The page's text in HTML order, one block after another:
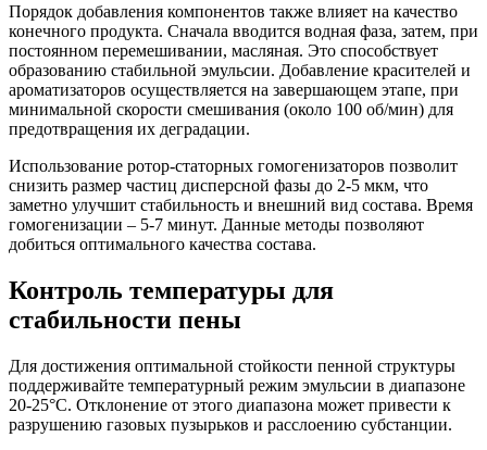
Порядок добавления компонентов также влияет на качество
конечного продукта. Сначала вводится водная фаза, затем, при
постоянном перемешивании, масляная. Это способствует
образованию стабильной эмульсии. Добавление красителей и
ароматизаторов осуществляется на завершающем этапе, при
минимальной скорости смешивания (около 100 об/мин) для
предотвращения их деградации.
Использование ротор-статорных гомогенизаторов позволит
снизить размер частиц дисперсной фазы до 2-5 мкм, что
заметно улучшит стабильность и внешний вид состава. Время
гомогенизации – 5-7 минут. Данные методы позволяют
добиться оптимального качества состава.
Контроль температуры для
стабильности пены
Для достижения оптимальной стойкости пенной структуры
поддерживайте температурный режим эмульсии в диапазоне
20-25°C. Отклонение от этого диапазона может привести к
разрушению газовых пузырьков и расслоению субстанции.